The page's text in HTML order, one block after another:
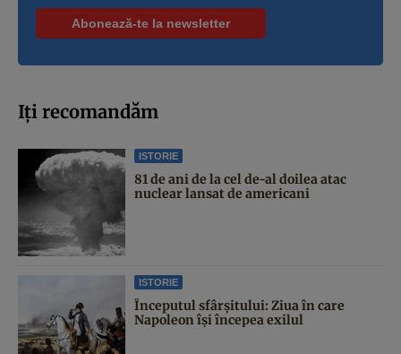
Iți recomandăm
ISTORIE
81 de ani de la cel de-al doilea atac
nuclear lansat de americani
ISTORIE
Începutul sfârşitului: Ziua în care
Napoleon îşi începea exilul